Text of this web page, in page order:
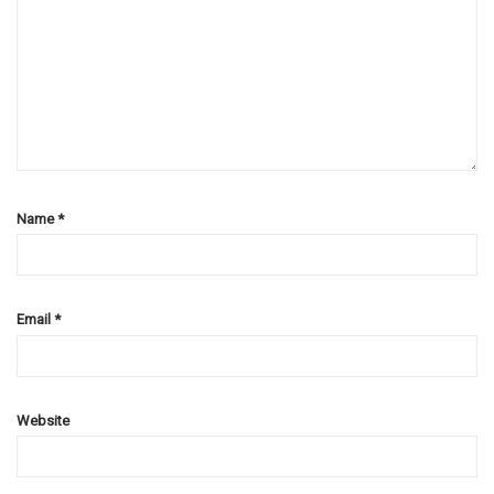
Name*
Email *
Website